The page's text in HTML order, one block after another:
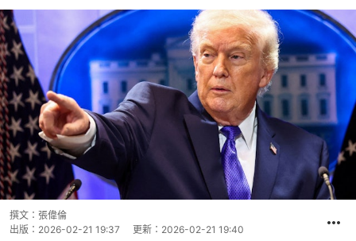
撰文： 張偉倫
出版： 2026-02-21 19:37 更新： 2026-02-21 19:40